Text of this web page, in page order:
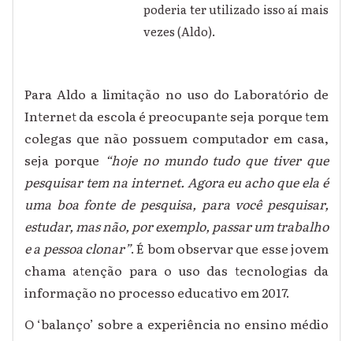
poderia ter utilizado isso aí mais
vezes (Aldo).
Para Aldo a limitação no uso do Laboratório de
Internet da escola é preocupante seja porque tem
colegas que não possuem computador em casa,
seja porque “hoje no mundo tudo que tiver que
pesquisar tem na internet. Agora eu acho que ela é
uma boa fonte de pesquisa, para você pesquisar,
estudar, mas não, por exemplo, passar um trabalho
e a pessoa clonar”.É bom observar que esse jovem
chama atenção para o uso das tecnologias da
informação no processo educativo em 2017.
O ‘balanço’ sobre a experiência no ensino médio